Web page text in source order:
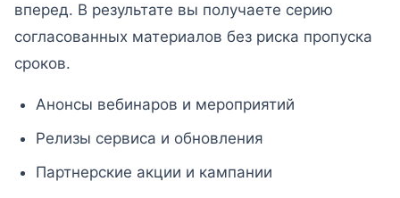
вперед. В результате вы получаете серию
согласованных материалов без риска пропуска
сроков.
Анонсы вебинаров и мероприятий
Релизы сервиса и обновления
Партнерские акции и кампании